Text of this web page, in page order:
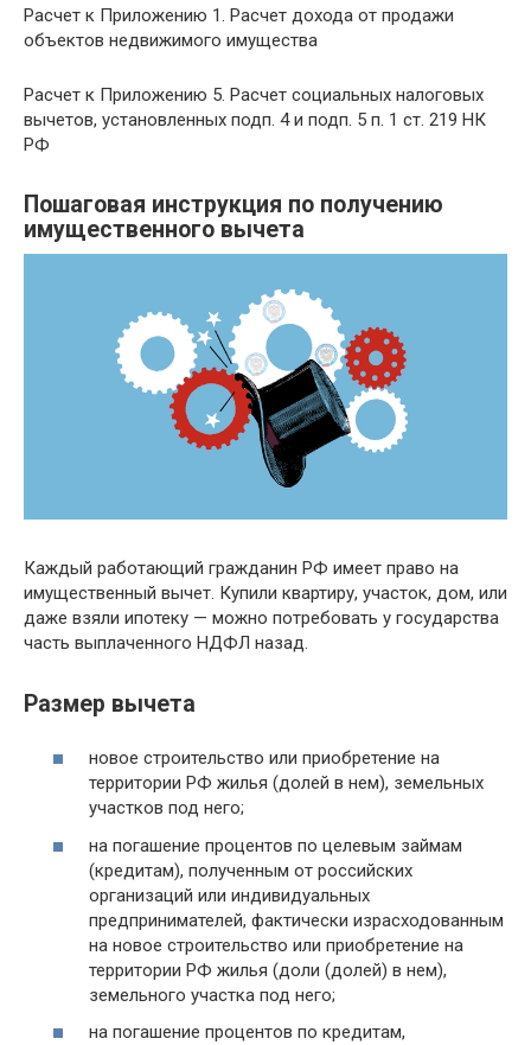
Расчет к Приложению 1. Расчет дохода от продажи
объектов недвижимого имущества
Расчет к Приложению 5. Расчет социальных налоговых
вычетов, установленных подп. 4 и подп. 5 п. 1 ст. 219 НК
РФ
Пошаговая инструкция по получению
имущественного вычета
Каждый работающий гражданин РФ имеет право на
имущественный вычет. Купили квартиру, участок, дом, или
даже взяли ипотеку — можно потребовать у государства
часть выплаченного НДФЛ назад.
Размер вычета
новое строительство или приобретение на
территории РФ жилья (долей в нем), земельных
участков под него;
на погашение процентов по целевым займам
(кредитам), полученным от российских
организаций или индивидуальных
предпринимателей, фактически израсходованным
на новое строительство или приобретение на
территории РФ жилья (доли (долей) в нем),
земельного участка под него;
на погашение процентов по кредитам,